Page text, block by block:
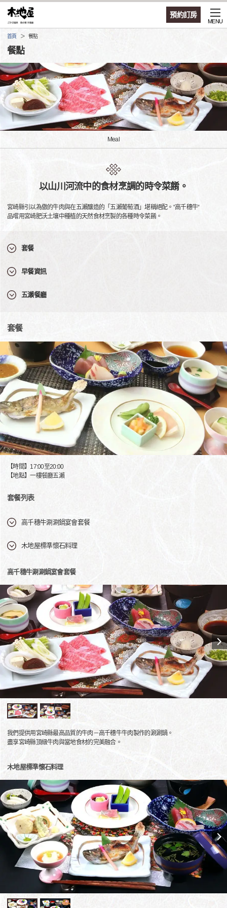
預約訂房
MENU
首頁 餐點
餐點
Meal
以山川河流中的食材烹調的時令菜餚。
宮崎縣引以為傲的牛肉與在五瀨釀造的「五瀨葡萄酒」堪稱絕配。“高千穗牛“
品嚐用宮崎肥沃土壤中種植的天然食材烹製的各種時令菜餚。
套餐
早餐資訊
五瀨餐廳
套餐
【時間】17:00至20:00
【地點】一樓餐廳五瀨
套餐列表
高千穗牛涮涮鍋宴會套餐
木地屋標準懷石料理
高千穗牛涮涮鍋宴會套餐
我們提供用宮崎縣最高品質的牛肉－高千穗牛牛肉製作的涮涮鍋。
盡享宮崎縣頂級牛肉與當地食材的完美融合。
木地屋標準懷石料理